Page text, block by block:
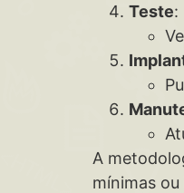
Teste:
A
mínimas